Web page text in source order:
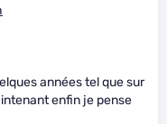
années tel que sur
enfin je pense